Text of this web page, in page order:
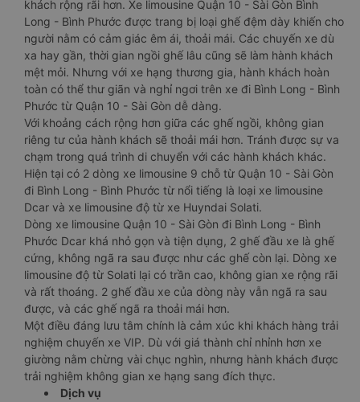
khách rộng rãi hơn. Xe limousine Quận 10 - Sài Gòn Bình
Long - Bình Phước được trang bị loại ghế đệm dày khiến cho
người nằm có cảm giác êm ái, thoải mái. Các chuyến xe dù
xa hay gần, thời gian ngồi ghế lâu cũng sẽ làm hành khách
mệt mỏi. Nhưng với xe hạng thương gia, hành khách hoàn
toàn có thể thư giãn và nghỉ ngơi trên xe đi Bình Long - Bình
Phước từ Quận 10 - Sài Gòn dễ dàng.
Với khoảng cách rộng hơn giữa các ghế ngồi, không gian
riêng tư của hành khách sẽ thoải mái hơn. Tránh được sự va
chạm trong quá trình di chuyển với các hành khách khác.
Hiện tại có 2 dòng xe limousine 9 chỗ từ Quận 10 - Sài Gòn
đi Bình Long - Bình Phước từ nổi tiếng là loại xe limousine
Dcar và xe limousine độ từ xe Huyndai Solati.
Dòng xe limousine Quận 10 - Sài Gòn đi Bình Long - Bình
Phước Dcar khá nhỏ gọn và tiện dụng, 2 ghế đầu xe là ghế
cứng, không ngã ra sau được như các ghế còn lại. Dòng xe
limousine độ từ Solati lại có trần cao, không gian xe rộng rãi
và rất thoáng. 2 ghế đầu xe của dòng này vẫn ngã ra sau
được, và các ghế ngã ra thoải mái hơn.
Một điều đáng lưu tâm chính là cảm xúc khi khách hàng trải
nghiệm chuyến xe VIP. Dù với giá thành chỉ nhỉnh hơn xe
giường nằm chừng vài chục nghìn, nhưng hành khách được
trải nghiệm không gian xe hạng sang đích thực.
Dịch vụ